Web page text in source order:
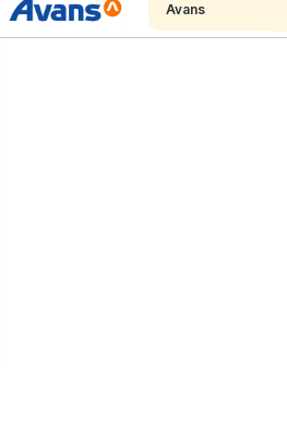
Avans